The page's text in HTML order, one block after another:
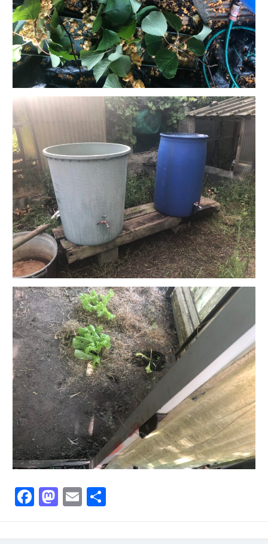
Facebook
Mastodon
Email